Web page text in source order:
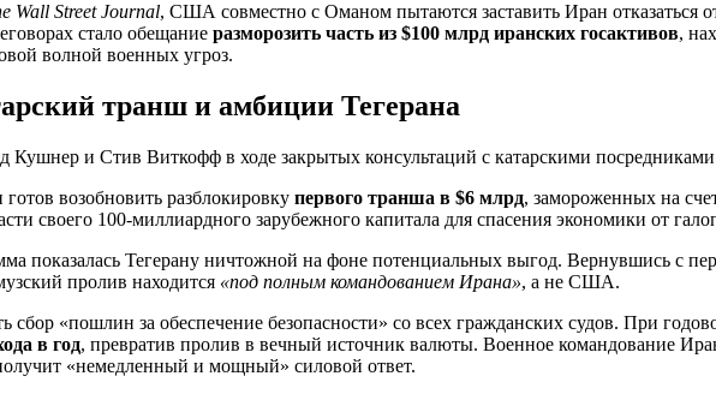
Wall Street Journal, США совместно с Оманом пытаются заставить Иран отказаться
стало обещание разморозить часть из $100 млрд иранских госактивов,
волной военных угроз.
транш и амбиции Тегерана
Кушнер и Стив Виткофф в ходе закрытых консультаций с катарскими
возобновить разблокировку первого транша в $6 млрд, замороженных на
своего 100-миллиардного зарубежного капитала для спасения экономики от
показалась Тегерану ничтожной на фоне потенциальных выгод. Вернувшись с
пролив находится «под полным командованием Ирана», а не США.
сбор «пошлин за обеспечение безопасности» со всех гражданских судов. При
в год, превратив пролив в вечный источник валюты. Военное командование
«немедленный и мощный» силовой ответ.